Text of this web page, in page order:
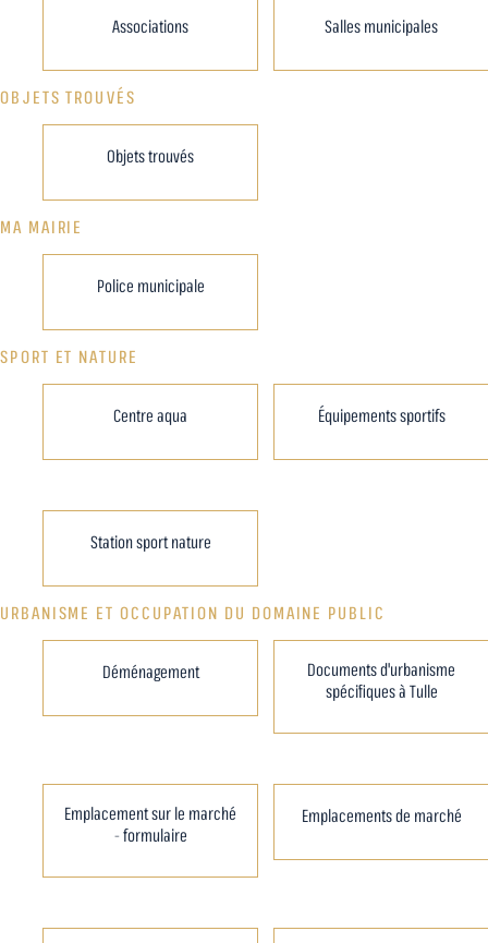
Associations Salles municipales
OBJETS TROUVÉS
Objets trouvés
MA MAIRIE
Police municipale
SPORT ET NATURE
Centre aqua Équipements sportifs
Station sport nature
URBANISME ET OCCUPATION DU DOMAINE PUBLIC
Déménagement
Documents d'urbanisme
spécifiques à Tulle
Emplacement sur le marché
- formulaire
Emplacements de marché